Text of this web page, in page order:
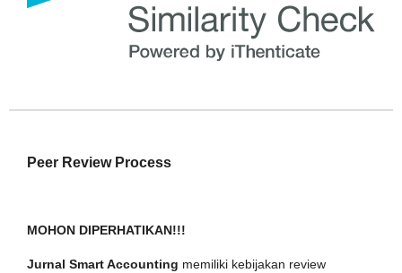
Peer Review Process
MOHON DIPERHATIKAN!!!
Jurnal Smart Accounting memiliki kebijakan review